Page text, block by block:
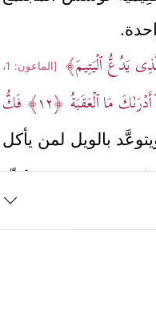
یَدُعُّ ٱلۡیَتِیمَ﴾ [الماعون: 1،
مَا ٱلۡعَقَبَةُ ﴿١٢﴾
فَكُّ
بالويل لمن يأكل
، ويُندِّد